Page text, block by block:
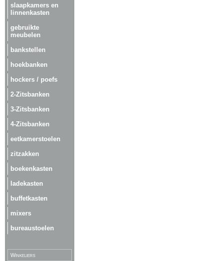
slaapkamers en
linnenkasten
gebruikte
meubelen
bankstellen
hoekbanken
hockers / poefs
2-Zitsbanken
3-Zitsbanken
4-Zitsbanken
eetkamerstoelen
zitzakken
boekenkasten
ladekasten
buffetkasten
mixers
bureaustoelen
Winkeliers